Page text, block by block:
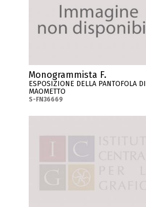
Monogrammista F.
ESPOSIZIONE DELLA PANTOFOLA DI
MAOMETTO
S-FN36669